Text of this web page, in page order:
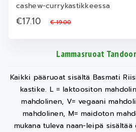
cashew-currykastikkeessa
€17.10€ 19.00
Lammasruoat
Kaikki pääruoat sisältä Basmati
kastike. L = laktoositon
mahdolinen, V= vegaani
mahdolinen, M= maidoton
mukana tuleva naan-leipä